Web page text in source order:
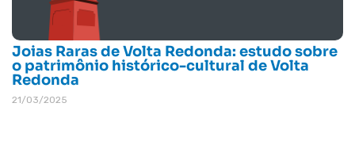
Joias Raras de Volta Redonda: estudo sobre
o patrimônio histórico-cultural de Volta
Redonda
21/03/2025